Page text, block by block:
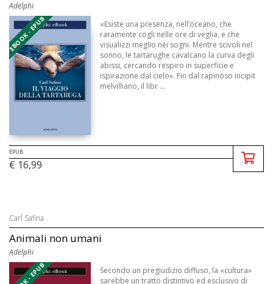
Adelphi
EBOOK - EPUB
«Esiste una presenza, nell’oceano, che
raramente cogli nelle ore di veglia, e che
visualizzi meglio nei sogni. Mentre scivoli nel
sonno, le tartarughe cavalcano la curva degli
abissi, cercando respiro in superficie e
ispirazione dal cielo». Fin dal rapinoso incipit
melvilliano, il libr ...
EPUB
€ 16,99
Carl Safina
Animali non umani
Adelphi
Secondo un pregiudizio diffuso, la «cultura»
sarebbe un tratto distintivo ed esclusivo di